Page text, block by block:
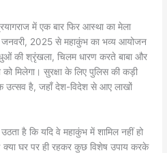
में एक बार फिर आस्था का मेला
2025 से महाकुंभ का भव्य आयोजन
की श्रृंखला, चिलम धारण करते बाबा और
मिलेगा। सुरक्षा के लिए पुलिस की कड़ी
उत्सव है, जहाँ देश-विदेश से आए लाखों
है कि यदि वे महाकुंभ में शामिल नहीं हो
क्या घर पर ही रहकर कुछ विशेष उपाय करके